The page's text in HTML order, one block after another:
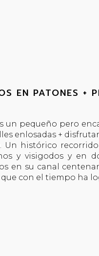
EN PATONES +
un pequeño pero
enlosadas +
Un histórico
y visigodos y en
en su canal
con el tiempo ha